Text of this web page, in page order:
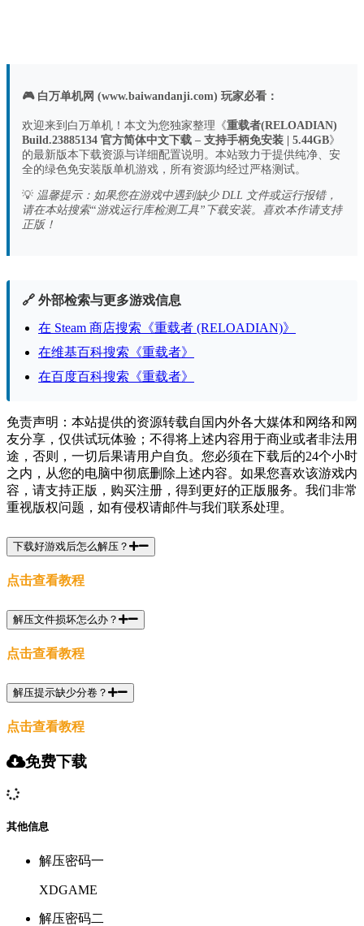
🎮 白万单机网 (www.baiwandanji.com) 玩家必看：
欢迎来到白万单机！本文为您独家整理《重载者(RELOADIAN)
Build.23885134 官方简体中文下载 – 支持手柄免安装 | 5.44GB》
的最新版本下载资源与详细配置说明。本站致力于提供纯净、安
全的绿色免安装版单机游戏，所有资源均经过严格测试。
💡 温馨提示：如果您在游戏中遇到缺少 DLL 文件或运行报错，
请在本站搜索“游戏运行库检测工具”下载安装。喜欢本作请支持
正版！
🔗 外部检索与更多游戏信息
在 Steam 商店搜索《重载者 (RELOADIAN)》
在维基百科搜索《重载者》
在百度百科搜索《重载者》
免责声明：本站提供的资源转载自国内外各大媒体和网络和网
友分享，仅供试玩体验；不得将上述内容用于商业或者非法用
途，否则，一切后果请用户自负。您必须在下载后的24个小时
之内，从您的电脑中彻底删除上述内容。如果您喜欢该游戏内
容，请支持正版，购买注册，得到更好的正版服务。我们非常
重视版权问题，如有侵权请邮件与我们联系处理。
下载好游戏后怎么解压？
点击查看教程
解压文件损坏怎么办？
点击查看教程
解压提示缺少分卷？
点击查看教程
免费下载
其他信息
解压密码一
XDGAME
解压密码二